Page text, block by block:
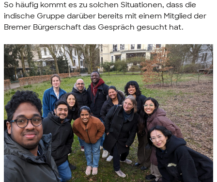
So häufig kommt es zu solchen Situationen, dass die
indische Gruppe darüber bereits mit einem Mitglied der
Bremer Bürgerschaft das Gespräch gesucht hat.